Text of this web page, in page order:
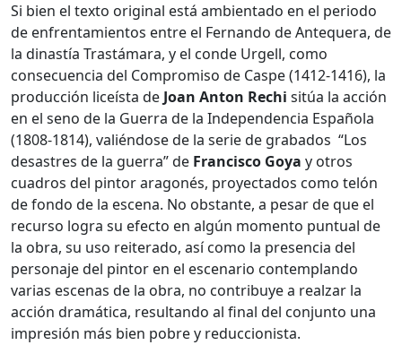
Si bien el texto original está ambientado en el periodo
de enfrentamientos entre el Fernando de Antequera, de
la dinastía Trastámara, y el conde Urgell, como
consecuencia del Compromiso de Caspe (1412-1416), la
producción liceísta deJoan Anton Rechi sitúa la acción
en el seno de la Guerra de la Independencia Española
(1808-1814), valiéndose de la serie de grabados “Los
desastres de la guerra” de Francisco Goya y otros
cuadros del pintor aragonés, proyectados como telón
de fondo de la escena. No obstante, a pesar de que el
recurso logra su efecto en algún momento puntual de
la obra, su uso reiterado, así como la presencia del
personaje del pintor en el escenario contemplando
varias escenas de la obra, no contribuye a realzar la
acción dramática, resultando al final del conjunto una
impresión más bien pobre y reduccionista.